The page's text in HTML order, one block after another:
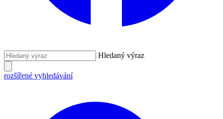
Hledaný výraz
rozšířené vyhledávání